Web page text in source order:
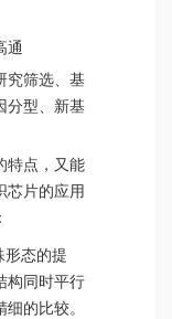
通
究筛选、基
分型、新基
特点，又能
芯片的应用
态的提
构同时平行
的比较。